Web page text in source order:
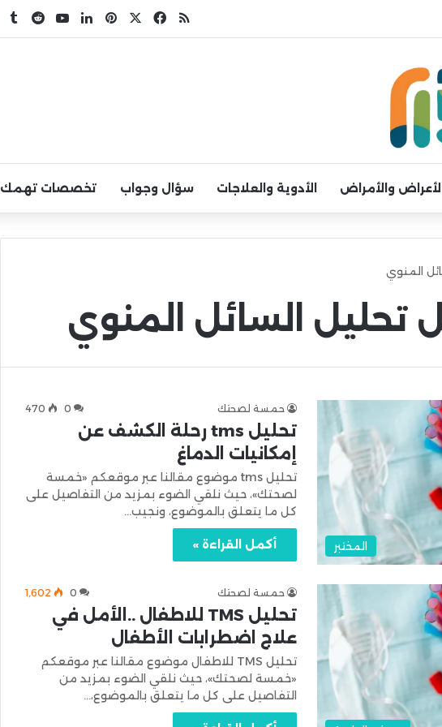
ملخص الموقع RSS
فيسبوكبينتيريست
لينكدإنيوتيوب
الأعراض والأمراض الأدوية والعلاجات سؤال وجواب تخصصات تهمك
المنوي
تحليل السائل المنوي
المختبر
حمسة لصحتك 0
470
تحليل tms رحلة الكشف عن
إمكانيات الدماغ
تحليل tms موضوع مقالنا عبر موقعكم «خمسة
لصحتك»، حيث نلقي الضوء بمزيد من التفاصيل على
كل ما يتعلق بالموضوع، ونجيب…
أكمل القراءة »
حمسة لصحتك 0 1٬602
تحليل TMS للاطفال ..الأمل في
علاج اضطرابات الأطفال
تحليل TMS للاطفال موضوع مقالنا عبر موقعكم
«خمسة لصحتك»، حيث نلقي الضوء بمزيد من
التفاصيل على كل ما يتعلق بالموضوع،…